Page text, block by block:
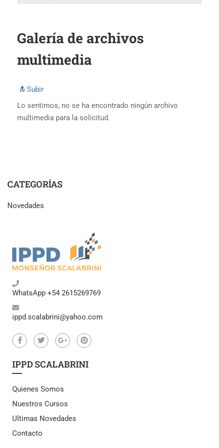
Galería de archivos
multimedia
Subir
Lo sentimos, no se ha encontrado ningún archivo
multimedia para la solicitud.
CATEGORÍAS
Novedades
WhatsApp +54 2615269769
ippd.scalabrini@yahoo.com
IPPD SCALABRINI
Quienes Somos
Nuestros Cursos
Ultimas Novedades
Contacto